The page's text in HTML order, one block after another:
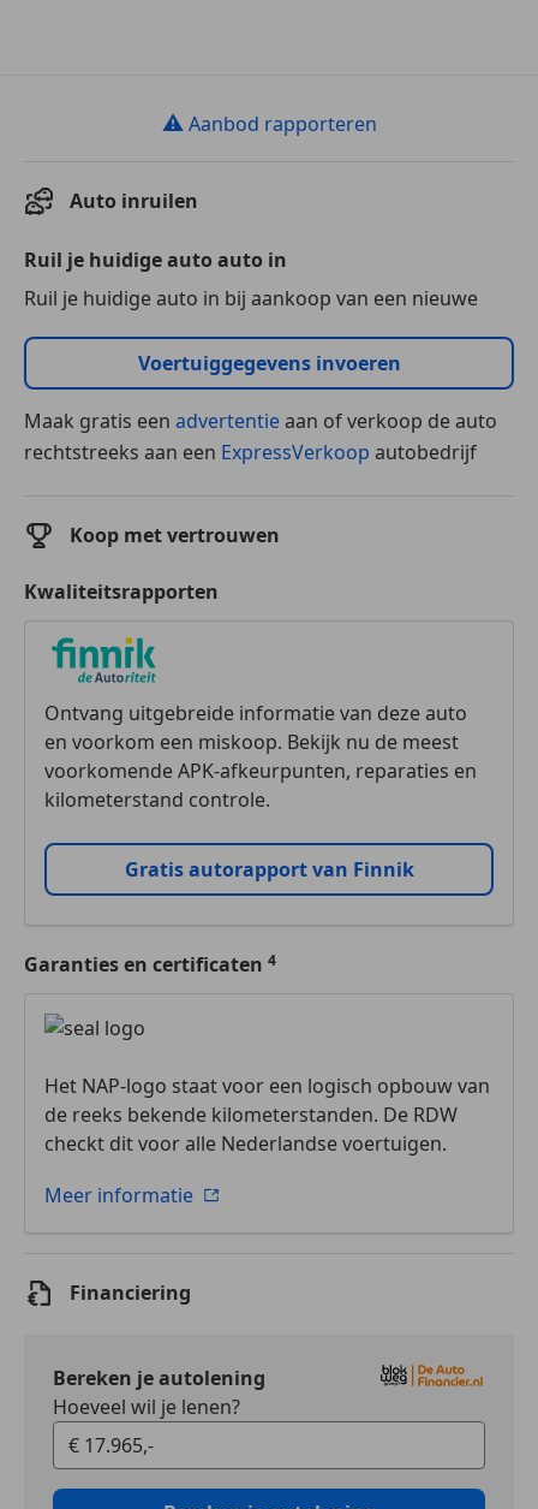
⚠ Aanbod rapporteren
Auto inruilen
Ruil je huidige auto auto in
Ruil je huidige auto in bij aankoop van een nieuwe
Voertuiggegevens invoeren
Maak gratis een advertentieaan of verkoop de auto
rechtstreeks aan een ExpressVerkoop autobedrijf
Koop met vertrouwen
Kwaliteitsrapporten
Ontvang uitgebreide informatie van deze auto
en voorkom een miskoop. Bekijk nu de meest
voorkomende APK-afkeurpunten, reparaties en
kilometerstand controle.
Gratis autorapport van Finnik
Garanties en certificaten
Het NAP-logo staat voor een logisch opbouw van
de reeks bekende kilometerstanden. De RDW
checkt dit voor alle Nederlandse voertuigen.
Meer informatie
Financiering
Bereken je autolening
Hoeveel wil je lenen?